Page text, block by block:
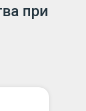
при